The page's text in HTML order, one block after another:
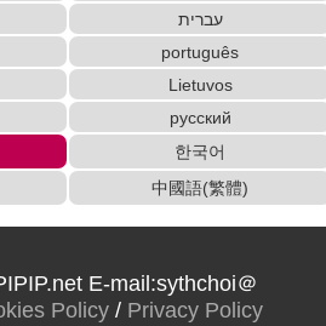
字 相互変換 (頭文字のみ)
名辞書繁体字 > 簡体字 変換
中国、中国語関連サイト、ブログ
報
ンク調整機
タカナ 変換
小文字 相互変換 (頭文字の
עברית
português
Lietuvos
русский
한국어
中國語(繁體)
E-mail:sythchoi＠
Policy/ Privacy Policy